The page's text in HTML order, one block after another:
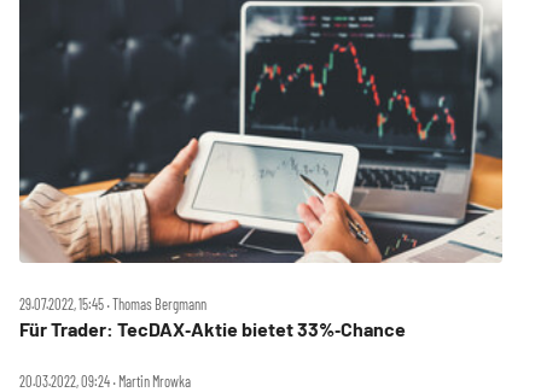
29.07.2022, 15:45 ‧ Thomas Bergmann
Für Trader: TecDAX‑Aktie bietet 33%‑Chance
20.03.2022, 09:24 ‧ Martin Mrowka